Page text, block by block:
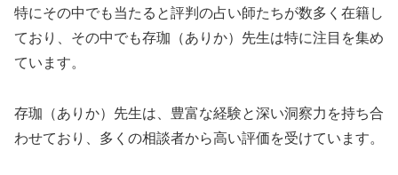
特にその中でも当たると評判の占い師たちが数多く在籍し
ており、その中でも存珈（ありか）先生は特に注目を集め
ています。
存珈（ありか）先生は、豊富な経験と深い洞察力を持ち合
わせており、多くの相談者から高い評価を受けています。